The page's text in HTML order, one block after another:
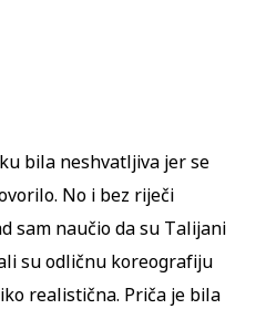
bila neshvatljiva jer se
No i bez riječi
sam naučio da su Talijani
su odličnu koreografiju
realistična. Priča je bila